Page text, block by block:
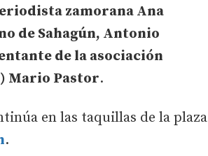
zamorana Ana
de Sahagún, Antonio
de la asociación
Mario Pastor.
en las taquillas de la plaza
.